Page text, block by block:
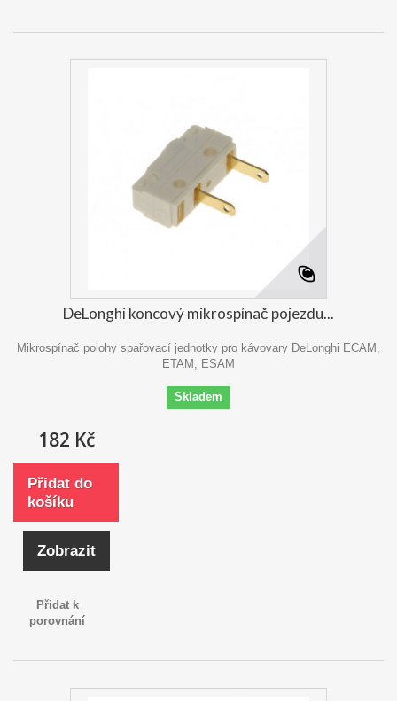
DeLonghi koncový mikrospínač pojezdu...
Mikrospínač polohy spařovací jednotky pro kávovary DeLonghi ECAM,
ETAM, ESAM
Skladem
182 Kč
Přidat do
košíku
Zobrazit
Přidat k
porovnání